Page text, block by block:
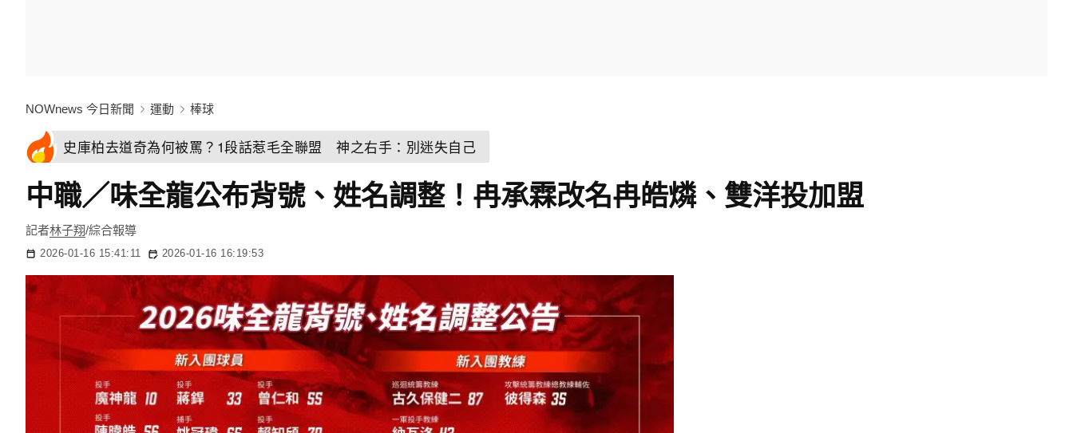
NOWnews 今日新聞 運動 棒球
史庫柏去道奇為何被罵？1段話惹毛全聯盟 神之右手：別迷失自己
中職／味全龍公布背號、姓名調整！冉承霖改名冉皓燐、雙洋投加盟
記者林子翔/綜合報導
2026-01-16 15:41:11 2026-01-16 16:19:53